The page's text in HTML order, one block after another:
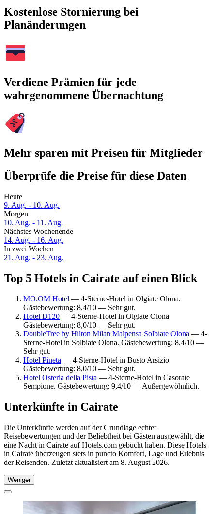
Kostenlose Stornierung bei
Planänderungen
Verdiene Prämien für jede
wahrgenommene Übernachtung
Mehr sparen mit Preisen für Mitglieder
Überprüfe die Preise für diese Daten
Heute
9. Aug. - 10. Aug.
Morgen
10. Aug. - 11. Aug.
Nächstes Wochenende
14. Aug. - 16. Aug.
In zwei Wochen
21. Aug. - 23. Aug.
Top 5 Hotels in Cairate auf einen Blick
MO.OM Hotel — 4-Sterne-Hotel in Olgiate Olona.
Gästebewertung: 8,4/10 — Sehr gut.
Hotel D120 — 4-Sterne-Hotel in Olgiate Olona.
Gästebewertung: 8,0/10 — Sehr gut.
DoubleTree by Hilton Milan Malpensa Solbiate Olona — 4-
Sterne-Hotel in Solbiate Olona. Gästebewertung: 8,4/10 —
Sehr gut.
Hotel Pineta — 4-Sterne-Hotel in Busto Arsizio.
Gästebewertung: 8,0/10 — Sehr gut.
Hotel Osteria della Pista — 4-Sterne-Hotel in Casorate
Sempione. Gästebewertung: 9,4/10 — Außergewöhnlich.
Unterkünfte in Cairate
Die Unterkünfte werden auf der Grundlage echter
Reisebewertungen und der Beliebtheit bei Gästen ausgewählt, die
eine Nacht in Cairate auf Hotels.com gebucht haben. Diese Hotels
in Cairate überzeugen stets in puncto Komfort, Lage und Erlebnis
der Reisenden. Zuletzt aktualisiert am 8. August 2026.
Weniger